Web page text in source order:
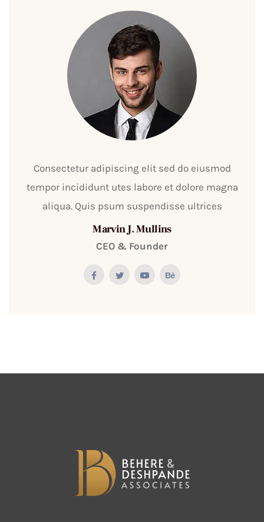
Consectetur adipiscing elit sed do eiusmod
tempor incididunt utes labore et dolore magna
aliqua. Quis psum suspendisse ultrices
Marvin J. Mullins
CEO & Founder